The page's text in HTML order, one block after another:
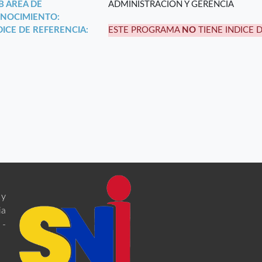
ÁREA DE
ADMINISTRACIÓN Y GERENCIA
DE REFERENCIA: ESTE PROGRAMA NO TIENE INDICE
-